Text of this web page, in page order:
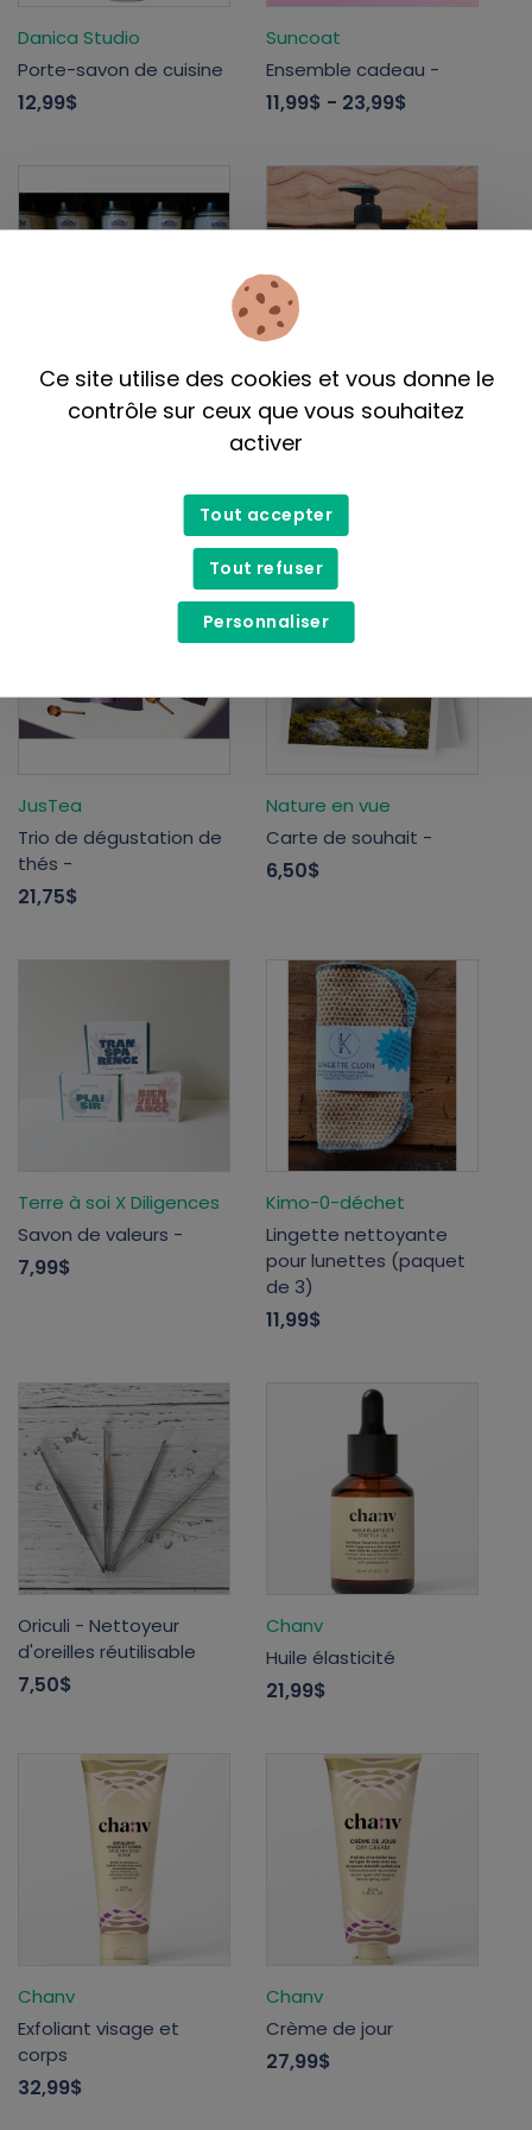
Danica Studio
Porte-savon de cuisine
12,99$
Suncoat
Ensemble cadeau -
11,99$ - 23,99$
Shawbridge Soaps and
Terre à soi X Pure
Savon corporel (3 en 1)
JusTea
Trio de dégustation de
thés -
21,75$
Nature en vue
Carte de souhait -
6,50$
Terre à soi X Diligences
Savon de valeurs -
7,99$
Kimo-0-déchet
Lingette nettoyante
pour lunettes (paquet
de 3)
11,99$
Oriculi - Nettoyeur
d'oreilles réutilisable
7,50$
Chanv
Huile élasticité
21,99$
Chanv
Exfoliant visage et
corps
32,99$
Chanv
Crème de jour
27,99$
Ce site utilise des cookies et vous donne le
contrôle sur ceux que vous souhaitez
activer
Tout accepter
Tout refuser
Personnaliser